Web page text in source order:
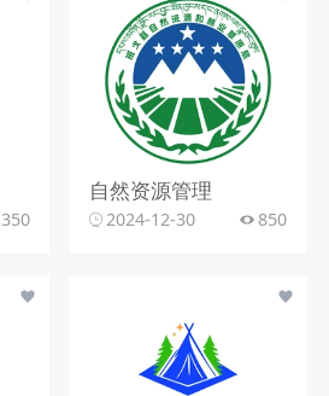
350
自然资源管理
2024-12-30 850